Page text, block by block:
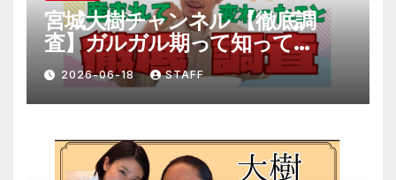
宮城大樹チャンネル 【徹底調
査】ガルガル期って知って
る！？
2026-06-18 STAFF